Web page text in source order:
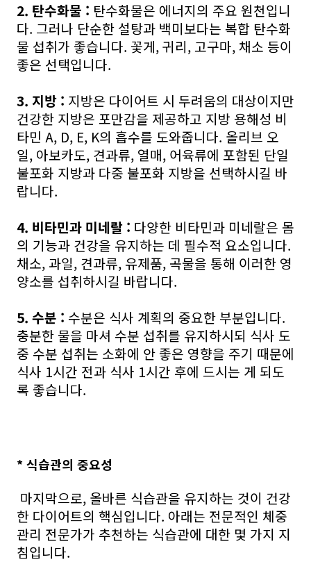
2. 탄수화물 : 탄수화물은 에너지의 주요 원천입니
다. 그러나 단순한 설탕과 백미보다는 복합 탄수화
물 섭취가 좋습니다. 꽃게, 귀리, 고구마, 채소 등이
좋은 선택입니다.
3. 지방 : 지방은 다이어트 시 두려움의 대상이지만
건강한 지방은 포만감을 제공하고 지방 용해성 비
타민 A, D, E, K의 흡수를 도와줍니다. 올리브 오
일, 아보카도, 견과류, 열매, 어육류에 포함된 단일
불포화 지방과 다중 불포화 지방을 선택하시길 바
랍니다.
4. 비타민과 미네랄 : 다양한 비타민과 미네랄은 몸
의 기능과 건강을 유지하는 데 필수적 요소입니다.
채소, 과일, 견과류, 유제품, 곡물을 통해 이러한 영
양소를 섭취하시길 바랍니다.
5. 수분 : 수분은 식사 계획의 중요한 부분입니다.
충분한 물을 마셔 수분 섭취를 유지하시되 식사 도
중 수분 섭취는 소화에 안 좋은 영향을 주기 때문에
식사 1시간 전과 식사 1시간 후에 드시는 게 되도
록 좋습니다.
* 식습관의 중요성
마지막으로, 올바른 식습관을 유지하는 것이 건강
한 다이어트의 핵심입니다. 아래는 전문적인 체중
관리 전문가가 추천하는 식습관에 대한 몇 가지 지
침입니다.